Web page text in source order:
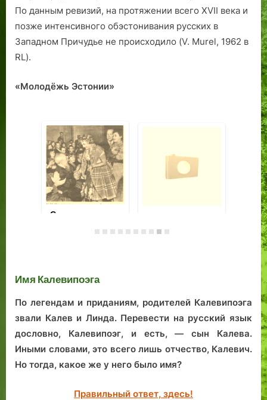
По данным ревизий, на протяжении всего XVII века и
позже интенсивного обэстонивания русских в
Западном Причудье не происходило (V. Murel, 1962 в
RL).
«Молодёжь Эстонии»
широкополосный
Имя Калевипоэга
По легендам и приданиям, родителей Калевипоэга
звали Калев и Линда. Перевести на русский язык
дословно, Калевипоэг, и есть, — сын Калева.
Иными словами, это всего лишь отчество, Калевич.
Но тогда, какое же у него было имя?
Правильный ответ, здесь!